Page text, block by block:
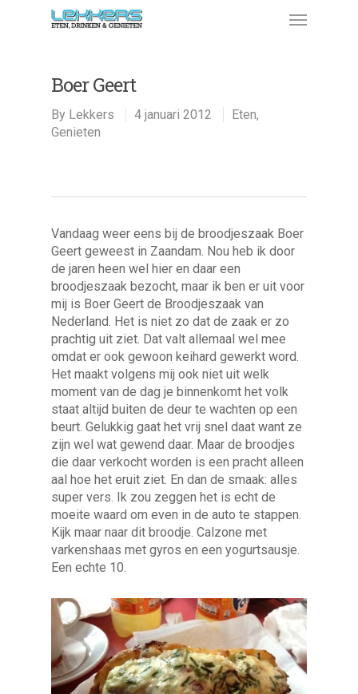
Boer Geert
By Lekkers 4 januari 2012 Eten,
Genieten
Vandaag weer eens bij de broodjeszaak Boer
Geert geweest in Zaandam. Nou heb ik door
de jaren heen wel hier en daar een
broodjeszaak bezocht, maar ik ben er uit voor
mij is Boer Geert de Broodjeszaak van
Nederland. Het is niet zo dat de zaak er zo
prachtig uit ziet. Dat valt allemaal wel mee
omdat er ook gewoon keihard gewerkt word.
Het maakt volgens mij ook niet uit welk
moment van de dag je binnenkomt het volk
staat altijd buiten de deur te wachten op een
beurt. Gelukkig gaat het vrij snel daat want ze
zijn wel wat gewend daar. Maar de broodjes
die daar verkocht worden is een pracht alleen
aal hoe het eruit ziet. En dan de smaak: alles
super vers. Ik zou zeggen het is echt de
moeite waard om even in de auto te stappen.
Kijk maar naar dit broodje. Calzone met
varkenshaas met gyros en een yogurtsausje.
Een echte 10.